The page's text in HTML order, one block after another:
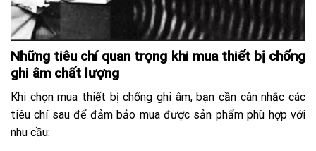
Những tiêu chí quan trọng khi mua thiết bị chống
ghi âm chất lượng
Khi chọn mua thiết bị chống ghi âm, bạn cần cân nhắc các
tiêu chí sau để đảm bảo mua được sản phẩm phù hợp với
nhu cầu: